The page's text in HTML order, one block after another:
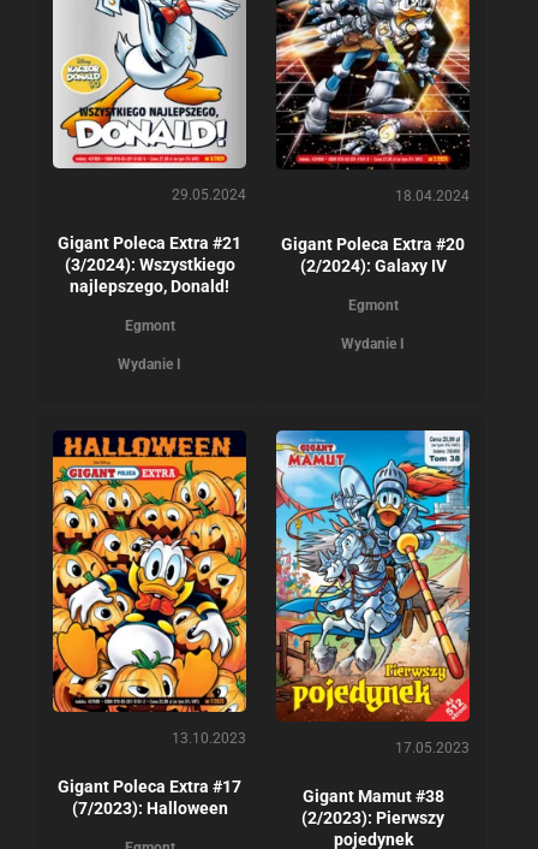
29.05.2024
Gigant Poleca Extra #21
(3/2024): Wszystkiego
najlepszego, Donald!
Egmont
Wydanie I
18.04.2024
Gigant Poleca Extra #20
(2/2024): Galaxy IV
Egmont
Wydanie I
13.10.2023
Gigant Poleca Extra #17
(7/2023): Halloween
17.05.2023
Gigant Mamut #38
(2/2023): Pierwszy
pojedynek